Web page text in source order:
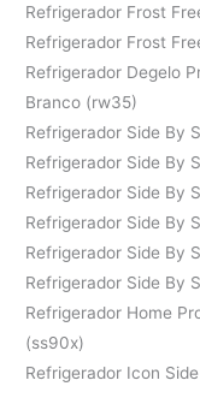
Refrigerador Frost
Refrigerador Frost
Refrigerador Degelo
Branco (rw35)
Refrigerador Side By
Refrigerador Side By
Refrigerador Side By
Refrigerador Side By
Refrigerador Side By
Refrigerador Side By
Refrigerador Home
(ss90x)
Refrigerador Icon